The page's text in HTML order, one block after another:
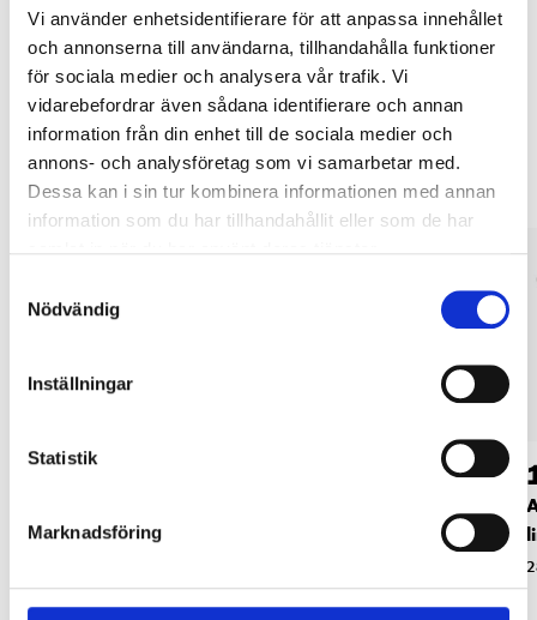
Vi använder enhetsidentifierare för att anpassa innehållet
och annonserna till användarna, tillhandahålla funktioner
för sociala medier och analysera vår trafik. Vi
vidarebefordrar även sådana identifierare och annan
information från din enhet till de sociala medier och
annons- och analysföretag som vi samarbetar med.
Dessa kan i sin tur kombinera informationen med annan
information som du har tillhandahållit eller som de har
Nödvändig
Inställningar
Statistik
Marknadsföring
LÄS MER
Andra kunder köpte också
6990
A4, 500 ark